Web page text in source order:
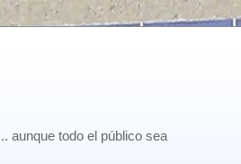
aunque todo el público sea